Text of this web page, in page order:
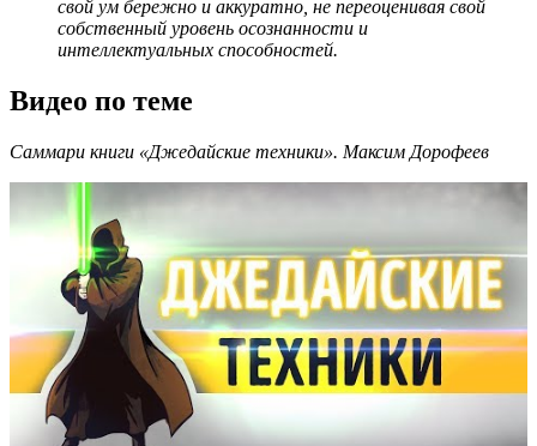
свой ум бережно и аккуратно, не переоценивая свой
собственный уровень осознанности и
интеллектуальных способностей.
Видео по теме
Саммари книги «Джедайские техники». Максим Дорофеев